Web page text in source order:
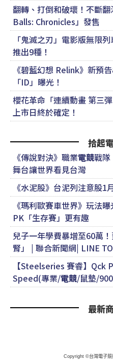
翻轉、打倒和破壞！不斷
Balls: Chronicles」發售
「鬼滅之刃」電影版無限
推出9種！
《碧藍幻想 Relink》新預
「ID」曝光！
櫻花革命「連續動畫 第三
上市日終於確定！
拾起
《傳說對決》職業電競戰
舞台讓世界看見台灣
《水泥股》台泥列注意股1
《瑪利歐賽車世界》玩法
PK「生存賽」更有趣
兒子一年學費暴增至60萬
腎」 | 聯合新聞網| LINE
【Steelseries 賽睿】Qck
Speed(專業/電競/鼠墊/
最新
Copyright ©台灣電子